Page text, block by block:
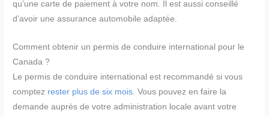
qu’une carte de paiement à votre nom. Il est aussi conseillé
d’avoir une assurance automobile adaptée.
Comment obtenir un permis de conduire international pour le
Canada ?
Le permis de conduire international est recommandé si vous
comptez rester plus de six mois . Vous pouvez en faire la
demande auprès de votre administration locale avant votre